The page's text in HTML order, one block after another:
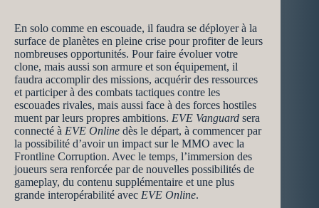
En solo comme en escouade, il faudra se déployer à la
surface de planètes en pleine crise pour profiter de leurs
nombreuses opportunités. Pour faire évoluer votre
clone, mais aussi son armure et son équipement, il
faudra accomplir des missions, acquérir des ressources
et participer à des combats tactiques contre les
escouades rivales, mais aussi face à des forces hostiles
muent par leurs propres ambitions. EVE Vanguard sera
connecté à EVE Online dès le départ, à commencer par
la possibilité d’avoir un impact sur le MMO avec la
Frontline Corruption. Avec le temps, l’immersion des
joueurs sera renforcée par de nouvelles possibilités de
gameplay, du contenu supplémentaire et une plus
grande interopérabilité avec EVE Online.